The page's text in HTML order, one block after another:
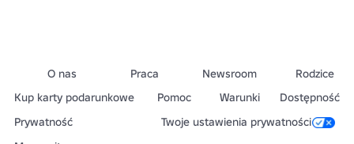
O nas Praca Newsroom
Rodzice
Kup karty podarunkowe
Pomoc Warunki
Dostępność
Prywatność
Twoje ustawienia prywatności